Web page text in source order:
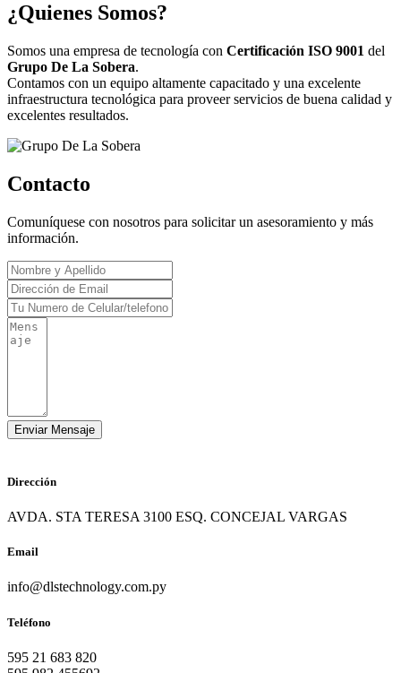
¿Quienes Somos?
Somos una empresa de tecnología con Certificación ISO 9001 del
Grupo De La Sobera.
Contamos con un equipo altamente capacitado y una excelente
infraestructura tecnológica para proveer servicios de buena calidad y
excelentes resultados.
Contacto
Comuníquese con nosotros para solicitar un asesoramiento y más
información.
Dirección
AVDA. STA TERESA 3100 ESQ. CONCEJAL VARGAS
Email
info@dlstechnology.com.py
Teléfono
595 21 683 820